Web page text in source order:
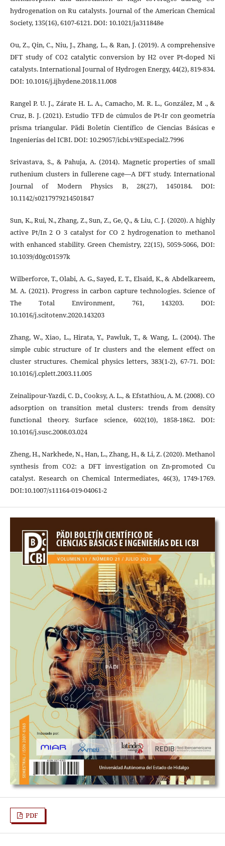
hydrogenation on Ru catalysts. Journal of the American Chemical
Society, 135(16), 6107-6121. DOI: 10.1021/ja311848e
Ou, Z., Qin, C., Niu, J., Zhang, L., & Ran, J. (2019). A comprehensive
DFT study of CO2 catalytic conversion by H2 over Pt-doped Ni
catalysts. International Journal of Hydrogen Energy, 44(2), 819-834.
DOI: 10.1016/j.ijhydene.2018.11.008
Rangel P. U. J., Zárate H. L. A., Camacho, M. R. L., González, M ., &
Cruz, B. J. (2021). Estudio TFD de cúmulos de Pt-Ir con geometría
prisma triangular. Pädi Boletín Científico de Ciencias Básicas e
Ingenierías del ICBI. DOI: 10.29057/icbi.v9iEspecial2.7996
Srivastava, S., & Pahuja, A. (2014). Magnetic properties of small
ruthenium clusters in fullerene cage—A DFT study. International
Journal of Modern Physics B, 28(27), 1450184. DOI:
10.1142/s0217979214501847
Sun, K., Rui, N., Zhang, Z., Sun, Z., Ge, Q., & Liu, C. J. (2020). A highly
active Pt/In 2 O 3 catalyst for CO 2 hydrogenation to methanol
with enhanced stability. Green Chemistry, 22(15), 5059-5066, DOI:
10.1039/d0gc01597k
Wilberforce, T., Olabi, A. G., Sayed, E. T., Elsaid, K., & Abdelkareem,
M. A. (2021). Progress in carbon capture technologies. Science of
The Total Environment, 761, 143203. DOI:
10.1016/j.scitotenv.2020.143203
Zhang, W., Xiao, L., Hirata, Y., Pawluk, T., & Wang, L. (2004). The
simple cubic structure of Ir clusters and the element effect on
cluster structures. Chemical physics letters, 383(1-2), 67-71. DOI:
10.1016/j.cplett.2003.11.005
Zeinalipour-Yazdi, C. D., Cooksy, A. L., & Efstathiou, A. M. (2008). CO
adsorption on transition metal clusters: trends from density
functional theory. Surface science, 602(10), 1858-1862. DOI:
10.1016/j.susc.2008.03.024
Zheng, H., Narkhede, N., Han, L., Zhang, H., & Li, Z. (2020). Methanol
synthesis from CO2: a DFT investigation on Zn-promoted Cu
catalyst. Research on Chemical Intermediates, 46(3), 1749-1769.
DOI:10.1007/s11164-019-04061-2
PDF